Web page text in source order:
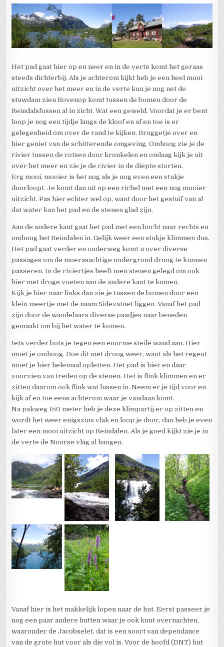
Het pad gaat hier op en neer en in de verte komt het geraas
steeds dichterbij. Als je achterom kijkt heb je een heel mooi
uitzicht over het meer en in de verte kun je nog net de
stuwdam zien Bovenop komt tussen de bomen door de
Reindalsfossen al in zicht. Wat een geweld. Voordat je er bent
loop je nog een tijdje langs de kloof en af en toe is er
gelegenheid om over de rand te kijken. Bruggetje over en
hier geniet van de schitterende omgeving. Omhoog zie je de
rivier tussen de rotsen door kronkelen en omlaag kijk je uit
over het meer en zie je de rivier in de diepte storten.
Erg mooi, mooier is het nog als je nog even een stukje
doorloopt. Je komt dan uit op een richel met een nog mooier
uitzicht. Pas hier echter wel op, want door het gestuif van al
dat water kan het pad en de stenen glad zijn.
Aan de andere kant gaat het pad met een bocht naar rechts en
omhoog het Reindalen in. Gelijk weer een stukje klimmen dus.
Het pad gaat verder en onderweg komt u over diverse
passages om de moerasachtige ondergrond droog te kunnen
passeren. In de riviertjes heeft men stenen gelegd om ook
hier met droge voeten aan de andere kant te komen.
Kijk je hier naar links dan zie je tussen de bomen door een
klein meertje met de naam Sidevatnet liggen. Vanaf het pad
zijn door de wandelaars diverse paadjes naar beneden
gemaakt om bij het water te komen.
Iets verder bots je tegen een enorme steile wand aan. Hier
moet je omhoog. Doe dit met droog weer, want als het regent
moet je hier helemaal opletten. Het pad is hier en daar
voorzien van treden op de stenen. Het is flink klimmen en er
zitten daarom ook flink wat lussen in. Neem er je tijd voor en
kijk af en toe eens achterom waar je vandaan komt.
Na pakweg 150 meter heb je deze klimpartij er op zitten en
wordt het weer enigszins vlak en loop je door, dan heb je even
later een mooi uitzicht op Reindalen. Als je goed kijkt zie je in
de verte de Noorse vlag al hangen.
Vanaf hier is het makkelijk lopen naar de hut. Eerst passeer je
nog een paar andere hutten waar je ook kunt overnachten,
waaronder de Jacobselet, dat is een soort van dependance
van de grote hut voor als die vol is. Voor de hoofd (DNT) hut